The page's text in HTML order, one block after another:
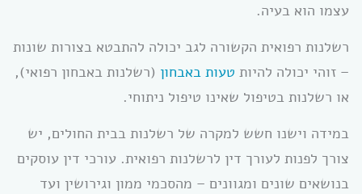
עצמו הוא בעיה.
רשלנות רפואית הקשורה לגב יכולה להתבטא בצורות שונות
– זוהי יכולה להיות טעות באבחון (רשלנות באבחון רפואי),
או רשלנות בטיפול שאינו טיפול ניתוחי.
במידה וישנו חשש למקרה של רשלנות בבית החולים, יש
צורך לפנות לעורך דין לרשלנות רפואית. עורכי דין עוסקים
בנושאים שונים ומגוונים – מהסכמי ממון וגירושין ועד